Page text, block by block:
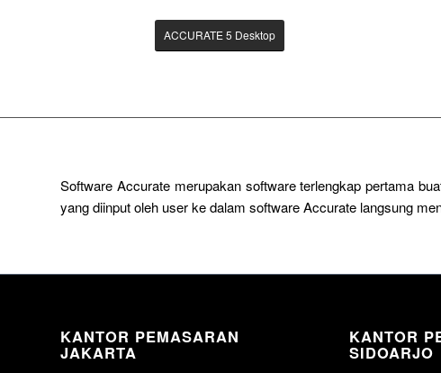
ACCURATE 5 Desktop
Software Accurate merupakan software terlengkap pertama
yang diinput oleh user ke dalam software Accurate langsung
KANTOR PEMASARAN
JAKARTA
KANTOR
SIDOARJO